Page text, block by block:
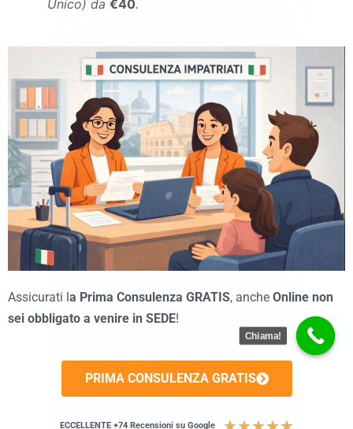
Unico) da €40.
Assicurati l a Prima Consulenza GRATIS, anche Online non
sei obbligato a venire in SEDE!
PRIMA CONSULENZA GRATIS
ECCELLENTE +74 Recensioni su Google
Chiama!